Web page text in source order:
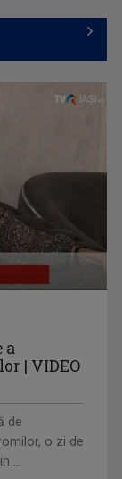
a
| VIDEO
de
o zi de
...